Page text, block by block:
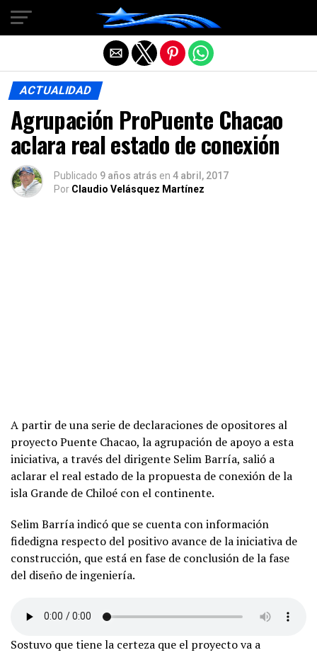
ACTUALIDAD
Agrupación ProPuente Chacao
aclara real estado de conexión
Publicado 9 años atrás en 4 abril, 2017
Por Claudio Velásquez Martínez
A partir de una serie de declaraciones de opositores al
proyecto Puente Chacao, la agrupación de apoyo a esta
iniciativa, a través del dirigente Selim Barría, salió a
aclarar el real estado de la propuesta de conexión de la
isla Grande de Chiloé con el continente.
Selim Barría indicó que se cuenta con información
fidedigna respecto del positivo avance de la iniciativa de
construcción, que está en fase de conclusión de la fase
del diseño de ingeniería.
Sostuvo que tiene la certeza que el proyecto va a
Salir de la versión móvil